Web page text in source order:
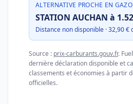
ALTERNATIVE PROCHE EN
STATION AUCHAN à
Distance non disponible · 32,90 €
Source : prix-carburants.gouv.fr.
dernière déclaration disponible et
classements et économies à partir
officielles.